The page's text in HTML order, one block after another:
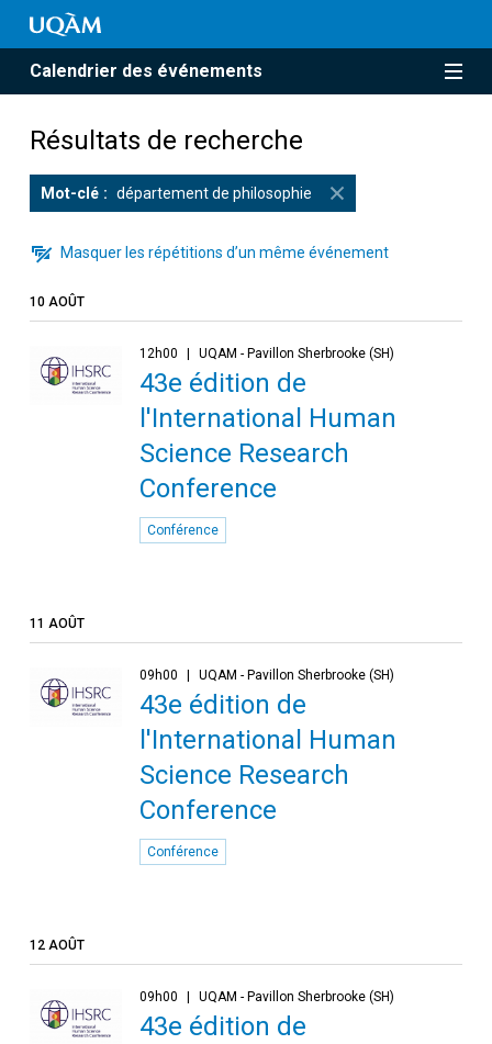
Calendrier des événements
Résultats de recherche
Mot-clé département de philosophie
Masquer les répétitions d’un même événement
10 AOÛT
12h00 UQAM - Pavillon Sherbrooke (SH)
43e édition de
l'International Human
Science Research
Conference
Conférence
11 AOÛT
09h00 UQAM - Pavillon Sherbrooke (SH)
43e édition de
l'International Human
Science Research
Conference
Conférence
12 AOÛT
09h00 UQAM - Pavillon Sherbrooke (SH)
43e édition de